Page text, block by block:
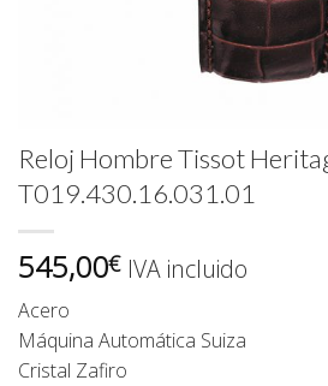
Reloj Hombre Tissot
T019.430.16.031.01
545,00€ IVA incluido
Acero
Máquina Automática Suiza
Cristal Zafiro